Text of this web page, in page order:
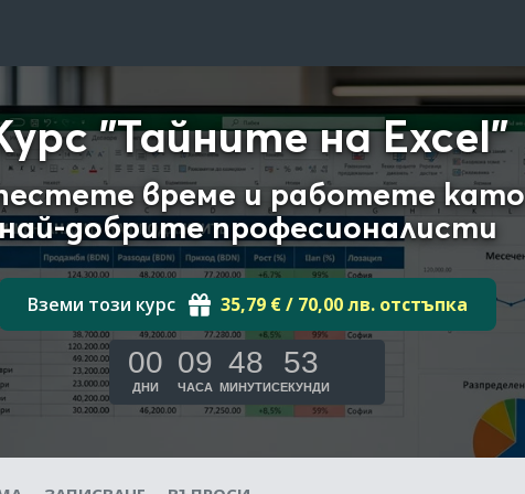
"Тайните на Excel"
време и работете като
добрите професионалисти
Вземи този курс 35,79 € / 70,00 лв. отстъпка
00
ДНИ
09
ЧАСА
48
МИНУТИ
52
СЕКУНДИ